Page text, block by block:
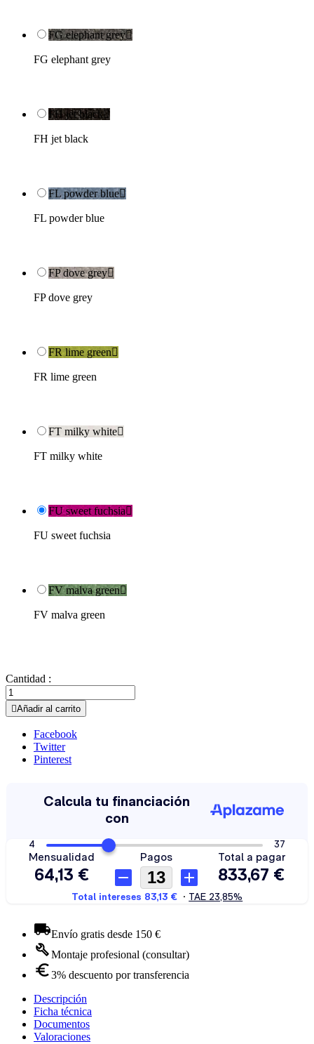
FG elephant grey
FG elephant grey
FH jet black
FH jet black
FL powder blue
FL powder blue
FP dove grey
FP dove grey
FR lime green
FR lime green
FT milky white
FT milky white
FU sweet fuchsia
FU sweet fuchsia
FV malva green
FV malva green
Cantidad :
Añadir al carrito
Facebook
Twitter
Pinterest
Envío gratis desde 150 €
Montaje profesional (consultar)
3% descuento por transferencia
Descripción
Ficha técnica
Documentos
Valoraciones